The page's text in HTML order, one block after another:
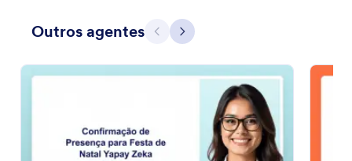
Outros agentes AnteriorAvançar